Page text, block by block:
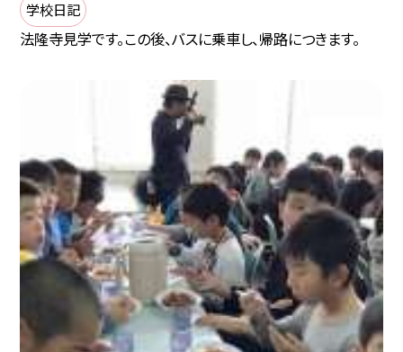
学校日記
法隆寺見学です。この後、バスに乗車し、帰路につきます。